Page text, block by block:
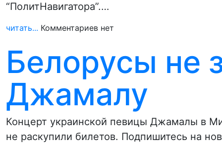
“ПолитНавигатора”.…
читать... Комментариев нет
Белорусы не
Джамалу
Концерт украинской певицы Джамалы в
не раскупили билетов. Подпишитесь на